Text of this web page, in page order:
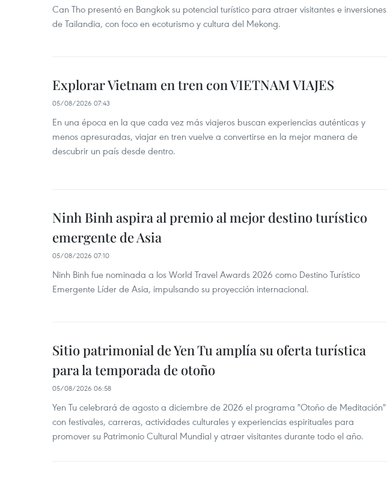
Can Tho presentó en Bangkok su potencial turístico para atraer visitantes e inversiones
de Tailandia, con foco en ecoturismo y cultura del Mekong.
Explorar Vietnam en tren con VIETNAM VIAJES
05/08/2026 07:43
En una época en la que cada vez más viajeros buscan experiencias auténticas y
menos apresuradas, viajar en tren vuelve a convertirse en la mejor manera de
descubrir un país desde dentro.
Ninh Binh aspira al premio al mejor destino turístico
emergente de Asia
05/08/2026 07:10
Ninh Binh fue nominada a los World Travel Awards 2026 como Destino Turístico
Emergente Líder de Asia, impulsando su proyección internacional.
Sitio patrimonial de Yen Tu amplía su oferta turística
para la temporada de otoño
05/08/2026 06:58
Yen Tu celebrará de agosto a diciembre de 2026 el programa "Otoño de Meditación"
con festivales, carreras, actividades culturales y experiencias espirituales para
promover su Patrimonio Cultural Mundial y atraer visitantes durante todo el año.